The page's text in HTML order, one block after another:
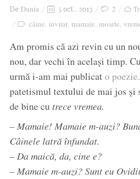
De Dunia 5 oct., 2013 2
câine, invitat, mamaie, moarte,
Am promis că azi revin cu un
nou, dar vechi în același timp.
urmă i-am mai publicato poezie.
patetismul textului de mai jos și
de bine cu trece vremea.
– Mamaie! Mamaie m-auzi?
Câinele latră înfundat.
– Da maică, da, cine e?
– Mamaie m-auzi? Sunt eu